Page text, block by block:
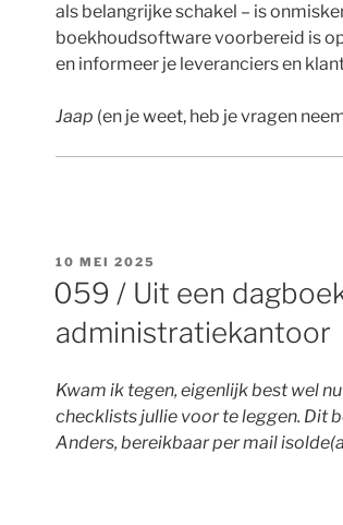
als belangrijke schakel – is
boekhoudsoftware voorbereid is
en informeer je leveranciers en
Jaap (en je weet, heb je vragen
GEPLAATST
OP
10 MEI 2025
059 / Uit een
administratiekantoor
Kwam ik tegen, eigenlijk best wel
checklists jullie voor te leggen. Dit
Anders, bereikbaar per mail